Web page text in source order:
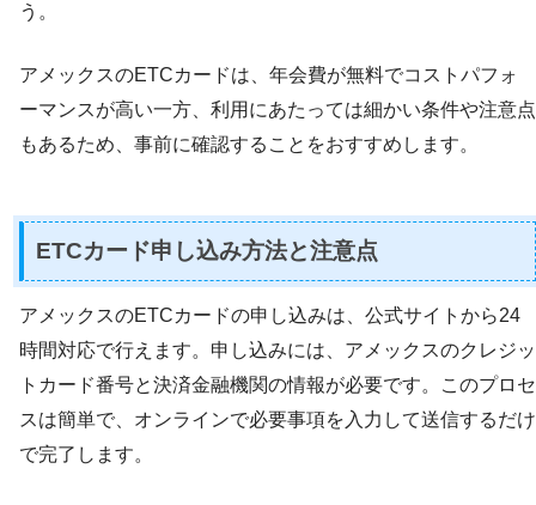
う。
アメックスのETCカードは、年会費が無料でコストパフォ
ーマンスが高い一方、利用にあたっては細かい条件や注意点
もあるため、事前に確認することをおすすめします。
ETCカード申し込み方法と注意点
アメックスのETCカードの申し込みは、公式サイトから24
時間対応で行えます。申し込みには、アメックスのクレジッ
トカード番号と決済金融機関の情報が必要です。このプロセ
スは簡単で、オンラインで必要事項を入力して送信するだけ
で完了します。